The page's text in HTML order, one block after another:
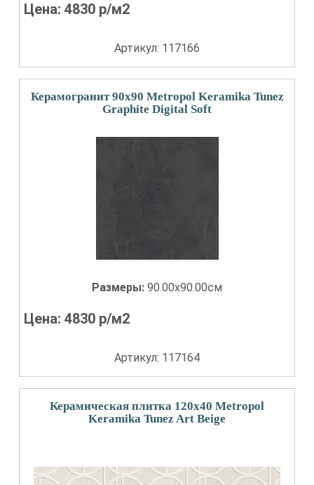
Цена:4830 р/м2
Артикул: 117166
Керамогранит 90x90 Metropol Keramika Tunez
Graphite Digital Soft
Размеры: 90.00x90.00см
Цена:4830 р/м2
Артикул: 117164
Керамическая плитка 120x40 Metropol
Keramika Tunez Art Beige